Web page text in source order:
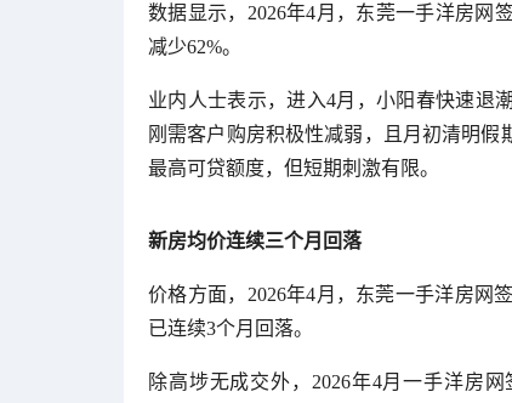
数据显示，2026年4月，东莞一手洋房网
减少62%。
业内人士表示，进入4月，小阳春快速退
刚需客户购房积极性减弱，且月初清明
最高可贷额度，但短期刺激有限。
新房均价连续三个月回落
价格方面，2026年4月，东莞一手洋房网
已连续3个月回落。
除高埗无成交外，2026年4月一手洋房